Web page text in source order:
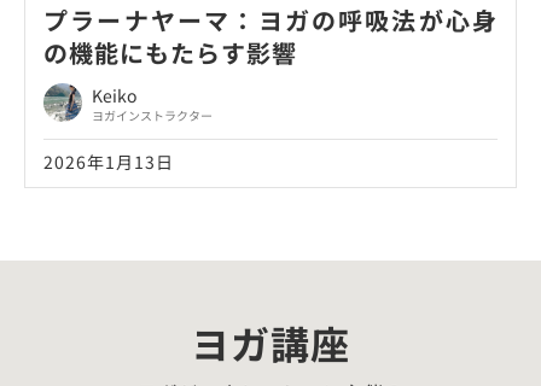
プラーナヤーマ：ヨガの呼吸法が心身
の機能にもたらす影響
Keiko
ヨガインストラクター
2026年1月13日
ヨガ講座